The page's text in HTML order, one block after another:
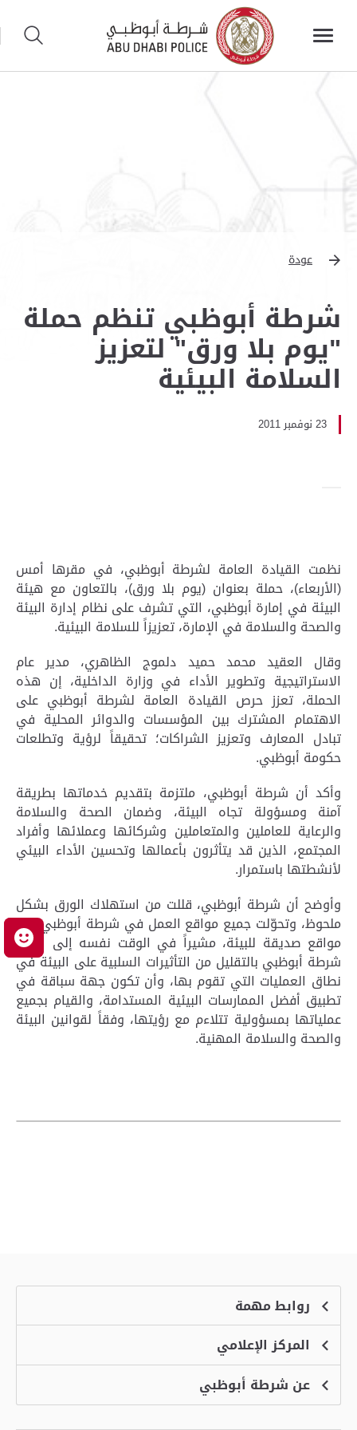
عودة
شرطة أبوظبي تنظم حملة
"يوم بلا ورق" لتعزيز
السلامة البيئية
23 نوفمبر 2011
نظمت القيادة العامة لشرطة أبوظبي، في مقرها أمس
(الأربعاء)، حملة بعنوان (يوم بلا ورق)، بالتعاون مع هيئة
البيئة في إمارة أبوظبي، التي تشرف على نظام إدارة البيئة
والصحة والسلامة في الإمارة، تعزيزاً للسلامة البيئية.
وقال العقيد محمد حميد دلموج الظاهري، مدير عام
الاستراتيجية وتطوير الأداء في وزارة الداخلية، إن هذه
الحملة، تعزز حرص القيادة العامة لشرطة أبوظبي على
الاهتمام المشترك بين المؤسسات والدوائر المحلية في
تبادل المعارف وتعزيز الشراكات؛ تحقيقاً لرؤية وتطلعات
حكومة أبوظبي.
وأكد أن شرطة أبوظبي، ملتزمة بتقديم خدماتها بطريقة
آمنة ومسؤولة تجاه البيئة، وضمان الصحة والسلامة
والرعاية للعاملين والمتعاملين وشركائها وعملائها وأفراد
المجتمع، الذين قد يتأثرون بأعمالها وتحسين الأداء البيئي
لأنشطتها باستمرار.
وأوضح أن شرطة أبوظبي، قللت من استهلاك الورق بشكل
ملحوظ، وتحوّلت جميع مواقع العمل في شرطة أبوظبي إلى
مواقع صديقة للبيئة، مشيراً في الوقت نفسه إلى التزام
شرطة أبوظبي بالتقليل من التأثيرات السلبية على البيئة في
نطاق العمليات التي تقوم بها، وأن تكون جهة سباقة في
تطبيق أفضل الممارسات البيئية المستدامة، والقيام بجميع
عملياتها بمسؤولية تتلاءم مع رؤيتها، وفقاً لقوانين البيئة
والصحة والسلامة المهنية.
روابط مهمة
الشكاوى
منصة التوظيف الذكية
الاسئلة الشائعة
خدمة أمان
المركز الإعلامي
الأخبارعن شرطة أبوظبي